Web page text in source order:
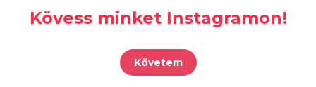
Kövess minket Instagramon!
Követem